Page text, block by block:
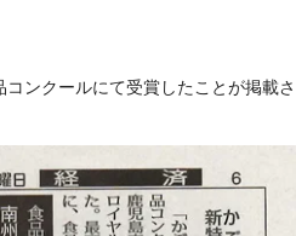
ンクールにて受賞したことが掲載さ